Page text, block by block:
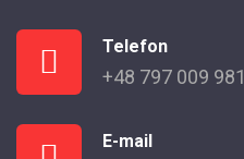
Telefon
+48 797 009 981
E-mail